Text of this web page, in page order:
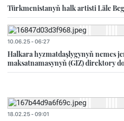
Türkmenistanyň halk artisti Läle
10.06.25 - 06:27
Halkara hyzmatdaşlygynyň nemes
maksatnamasynyň (GIZ) direktory
18.02.25 - 09:01